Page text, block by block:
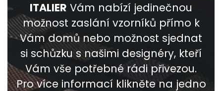
ITALIER Vám nabízí jedinečnou
možnost zaslání vzorníků přímo k
Vám domů nebo možnost sjednat
si schůzku s našimi designéry, kteří
Vám vše potřebné rádi přivezou.
Pro více informací klikněte na jedno